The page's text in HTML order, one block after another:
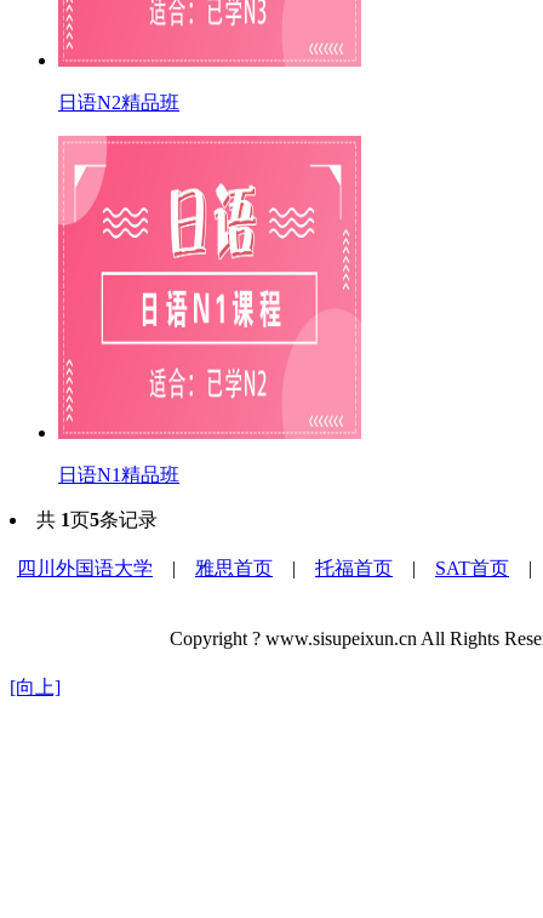
日语N2精品班
日语N1精品班
共 1页5条记录
四川外国语大学 | 雅思首页 | 托福首页 | SAT首页
Copyright ? www.sisupeixun.cn All Rights
[向上]